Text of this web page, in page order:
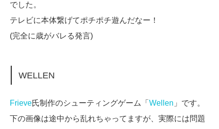
でした。
テレビに本体繋げてポチポチ遊んだなー！
(完全に歳がバレる発言)
WELLEN
Frieve氏制作のシューティングゲーム「 Wellen 」です。
下の画像は途中から乱れちゃってますが、実際には問題